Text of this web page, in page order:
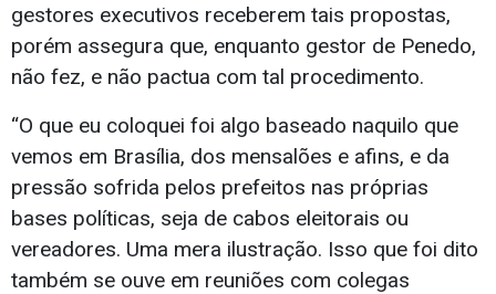
gestores executivos receberem tais propostas,
porém assegura que, enquanto gestor de Penedo,
não fez, e não pactua com tal procedimento.
“O que eu coloquei foi algo baseado naquilo que
vemos em Brasília, dos mensalões e afins, e da
pressão sofrida pelos prefeitos nas próprias
bases políticas, seja de cabos eleitorais ou
vereadores. Uma mera ilustração. Isso que foi dito
também se ouve em reuniões com colegas